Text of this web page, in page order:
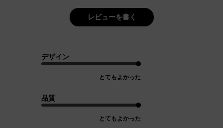
レビューを書く
デザイン
とてもよかった
品質
とてもよかった